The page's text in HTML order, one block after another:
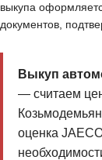
выкупа
документов,
Выкуп
— считаем
оценка